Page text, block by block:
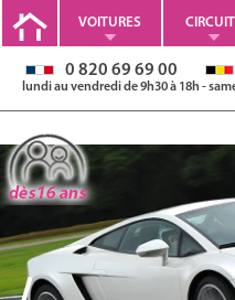
VOITURES
0 820 69 69 00
lundi au vendredi de 9h30 à 18h -